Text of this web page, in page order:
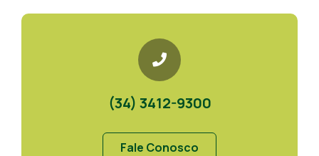
(34) 3412-9300
Fale Conosco